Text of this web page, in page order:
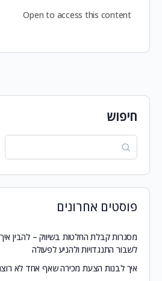
Open to access this content
חיפוש
פוסטים אחרונים
מסגרות קבלת החלטות בשיווק – להבין
לשבור התנגדויות ולהניע לפעולה
איך לבנות הצעת מכירה שאף אחד לא